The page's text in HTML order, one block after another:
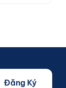
Đăng Ký